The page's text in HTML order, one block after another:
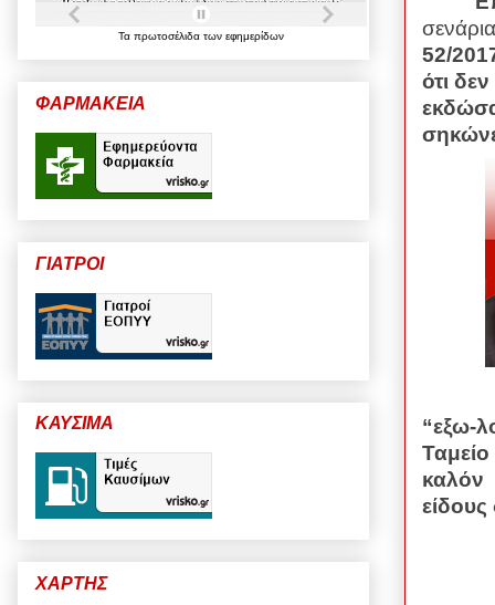
52/
ότι
“εξω-
καλόν
είδους
Τα πρωτοσέλιδα των εφημερίδων
ΦΑΡΜΑΚΕΙΑ
ΓΙΑΤΡΟΙ
ΚΑΥΣΙΜΑ
ΧΑΡΤΗΣ